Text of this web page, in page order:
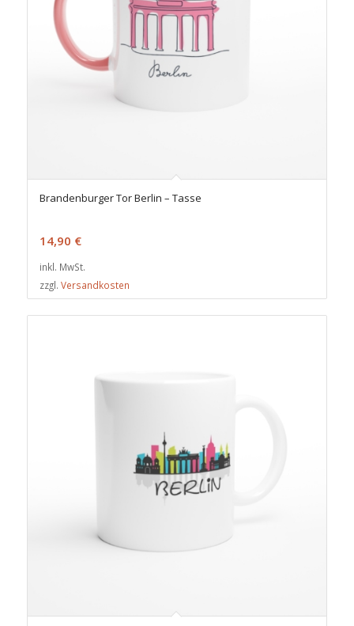
Brandenburger Tor Berlin – Tasse
14,90 €
inkl. MwSt.
zzgl. Versandkosten